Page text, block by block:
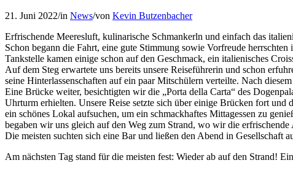
21. Juni 2022/in News/von Kevin Butzenbacher
Erfrischende Meeresluft, kulinarische Schmankerln und einfach das
Schon begann die Fahrt, eine gute Stimmung sowie Vorfreude
Tankstelle kamen einige schon auf den Geschmack, ein italienisches
Auf dem Steg erwartete uns bereits unsere Reiseführerin und schon
seine Hinterlassenschaften auf ein paar Mitschülern verteilte. Nach
Eine Brücke weiter, besichtigten wir die „Porta della Carta“ des
Uhrturm erhielten. Unsere Reise setzte sich über einige Brücken fort
ein schönes Lokal aufsuchen, um ein schmackhaftes Mittagessen zu
begaben wir uns gleich auf den Weg zum Strand, wo wir die
Die meisten suchten sich eine Bar und ließen den Abend in Gesellschaft
Am nächsten Tag stand für die meisten fest: Wieder ab auf den Strand!